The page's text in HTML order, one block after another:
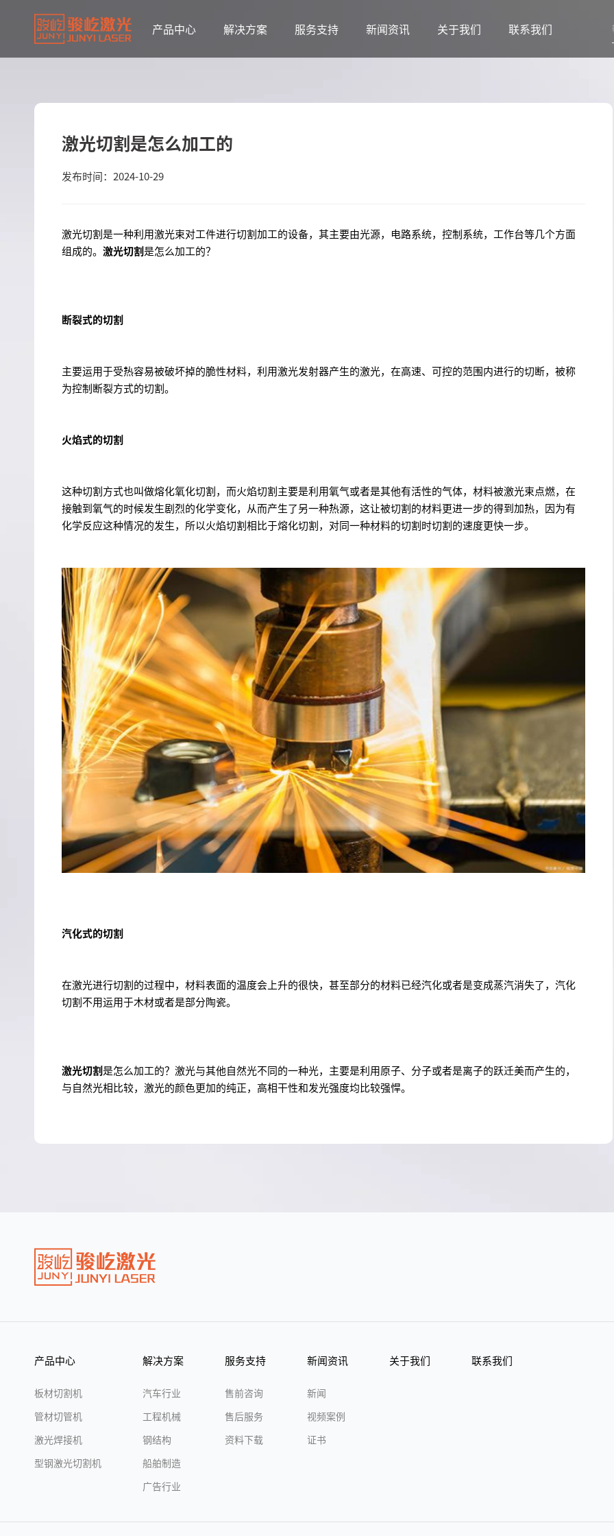
产品中心 解决方案 服务支持 新闻资讯 关于我们 联系我们
激光切割是怎么加工的
发布时间：2024-10-29
激光切割是一种利用激光束对工件进行切割加工的设备，其主要由光源，电路系统，控制系统，工作台等几个方面
组成的。 激光切割是怎么加工的？
断裂式的切割
主要运用于受热容易被破坏掉的脆性材料，利用激光发射器产生的激光，在高速、可控的范围内进行的切断，被称
为控制断裂方式的切割。
火焰式的切割
这种切割方式也叫做熔化氧化切割，而火焰切割主要是利用氧气或者是其他有活性的气体，材料被激光束点燃，在
接触到氧气的时候发生剧烈的化学变化，从而产生了另一种热源，这让被切割的材料更进一步的得到加热，因为有
化学反应这种情况的发生，所以火焰切割相比于熔化切割，对同一种材料的切割时切割的速度更快一步。
汽化式的切割
在激光进行切割的过程中，材料表面的温度会上升的很快，甚至部分的材料已经汽化或者是变成蒸汽消失了，汽化
切割不用运用于木材或者是部分陶瓷。
激光切割是怎么加工的？激光与其他自然光不同的一种光，主要是利用原子、分子或者是离子的跃迁美而产生的，
与自然光相比较，激光的颜色更加的纯正，高相干性和发光强度均比较强悍。
产品中心
板材切割机
管材切管机
激光焊接机
型钢激光切割机
解决方案
汽车行业
工程机械
钢结构
船舶制造
广告行业
服务支持
售前咨询
售后服务
资料下载
新闻资讯
新闻
视频案例
证书
关于我们 联系我们